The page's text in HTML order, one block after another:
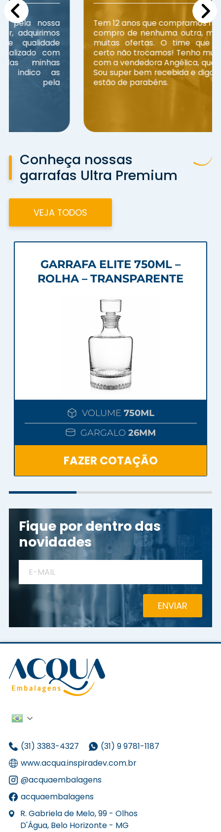
Tem 12 anos que compramos na Acqua, não
compro de nenhuma outra, mesmo diante
muitas ofertas. O time que está dando
certo não trocamos! Tenho muita liberdade
com a vendedora Angélica, que é nota 1000!
Sou super bem recebida e digo sempre que
estão de parabéns.
Conheça nossas
garrafas Ultra Premium
VEJA TODOS
GARRAFA ELITE 750ML –
ROLHA – TRANSPARENTE
VOLUME 750ML
GARGALO 26MM
FAZER COTAÇÃO
Fique por dentro das
novidades
ENVIAR
(31) 3383-4327
(31) 9 9781-1187
www.acqua.inspiradev.com.br
@acquaembalagens
acquaembalagens
R. Gabriela de Melo, 99 - Olhos
D'Água, Belo Horizonte - MG